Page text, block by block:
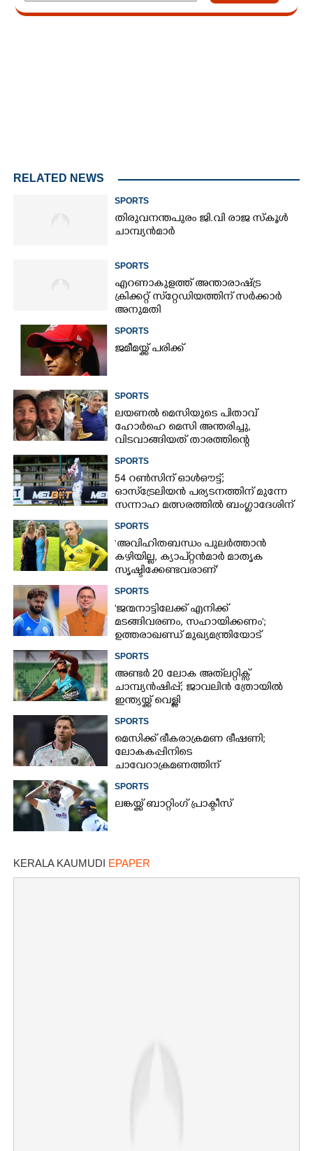
RELATED NEWS
SPORTS
തിരുവനന്തപുരം ജി.വി രാജ സ്കൂൾ
ചാമ്പ്യൻമാർ
SPORTS
എറണാകുളത്ത് അന്താരാഷ്ട്ര
ക്രിക്കറ്റ് സ്‌റ്റേഡിയത്തിന് സർക്കാർ
അനുമതി
SPORTS
ജമീമയ്ക്ക് പരിക്ക്
SPORTS
ലയണൽ മെസിയുടെ പിതാവ്
ഹോർഹെ മെസി അന്തരിച്ചു,​
വിടവാങ്ങിയത് താരത്തിന്റെ
ശക്തികേന്ദ്രം
SPORTS
54 റൺസിന് ഓൾഔട്ട്;
ഓസ്‌ട്രേലിയൻ പര്യടനത്തിന് മുന്നേ
സന്നാഹ മത്സരത്തിൽ ബംഗ്ലാദേശിന്
ഒരേയൊരു താരം
SPORTS
‘അവിഹിതബന്ധം പുലർത്താൻ
കഴിയില്ല,​ ക്യാപ്റ്റൻമാർ മാതൃക
സൃഷ്ടിക്കേണ്ടവരാണ്'
താരത്തിന്റെ ഭാര്യ
SPORTS
'ജന്മനാട്ടിലേക്ക് എനിക്ക്
മടങ്ങിവരണം, സഹായിക്കണം';
ഉത്തരാഖണ്ഡ് മുഖ്യമന്ത്രിയോട്
SPORTS
അണ്ടർ 20 ലോക അത്‌ലറ്റിക്സ്
ചാമ്പ്യൻഷിപ്പ്; ജാവലിൻ ത്രോയിൽ
ഇന്ത്യയ്ക്ക് വെള്ളി
SPORTS
മെസിക്ക് ഭീകരാക്രമണ ഭീഷണി;
ലോകകപ്പിനിടെ
ചാവേറാക്രമണത്തിന്
SPORTS
ലങ്കയ്ക്ക് ബാറ്റിംഗ് പ്രാക്ടീസ്
KERALA KAUMUDI EPAPER